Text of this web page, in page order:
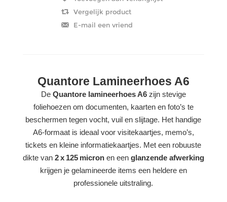
Quantore Lamineerhoes A6
De Quantore lamineerhoes A6zijn stevige
foliehoezen om documenten, kaarten en foto’s te
beschermen tegen vocht, vuil en slijtage. Het handige
A6‑formaat is ideaal voor visitekaartjes, memo’s,
tickets en kleine informatiekaartjes. Met een robuuste
dikte van 2 x 125 micronen een glanzende afwerking
krijgen je gelamineerde items een heldere en
professionele uitstraling.